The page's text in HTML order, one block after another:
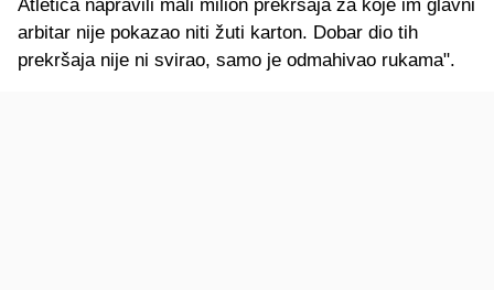
Atletica napravili mali milion prekršaja za koje im glavni
arbitar nije pokazao niti žuti karton. Dobar dio tih
prekršaja nije ni svirao, samo je odmahivao rukama".